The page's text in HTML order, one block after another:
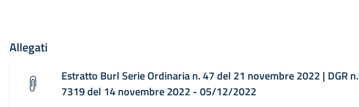
Allegati
Estratto Burl Serie Ordinaria n. 47 del 21 novembre 2022 | DGR n.
7319 del 14 novembre 2022 - 05/12/2022